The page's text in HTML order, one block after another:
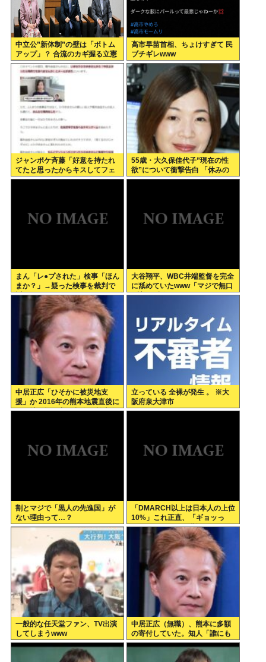
中立公”新体制”の壁は「ボトム
アップ」？ 合流のカギ握る立憲
高市早苗首相、ちょけすぎて 民
ブチギレwww
ジャンポケ斉藤「好意を持たれ
てたと思ったからキスしてフェ
ラさせただけ」これセーフで
55歳・大久保佳代子”現在の性
欲”について衝撃告白 「休みの
日とかそうだね、だいたい…」
まん「レ●プされた」検事「ほん
まか？」→疑った検事を裁判で
訴える
大谷翔平、WBC井端監督を完全
に舐めていたwww「マジで無口
w競馬の話しかしないわ」と日
中居正広「ひそかに被災地支
援」か 2016年の熊本地震直後に
は現地で炊き出し 親友・松本人
立っている 全裸が発生 。 ※大
阪府泉大津市
割とマジで「黒人の先進国」が
ない理由って…？
「DMARCH以上は日本人の上位
10%」これ正直、「ギョッっ
と」するよなあ…職場でも
MARCH同以下の低学歴とかあ
んまり観ない
一般的な任天堂ファン、TV出演
してしまうwww
中居正広（無職）、熊本に多額
の寄付していた。知人「誰にも
知られなくてもいい、と公表し